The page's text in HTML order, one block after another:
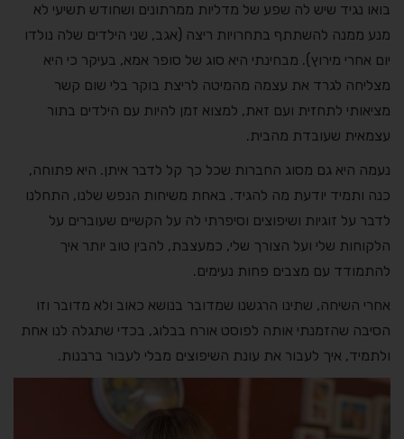
בואו נגיד שיש לה שפע של מדליות ממרתונים ושחודש תשיעי לא
מנע ממנה להשתתף בתחרויות ריצה (אגב, שני הילדים שלה נולדו
יום אחרי מירוץ). מבחינתי היא סוג של סופר אמא, בעיקר כי היא
מצליחה לגרד את עצמה מהמיטה לריצת בוקר בלי שום קשר
מציאותי לתחזית ועם זאת, למצוא זמן להיות עם הילדים בתור
עצמאית שעובדת מהבית.
נעמה היא גם מסוג החברות שכל כך קל לדבר איתן. היא פתוחה,
כנה ותמיד יודעת מה להגיד. באחת משיחות הנפש שלנו, התחלנו
לדבר על זוגיות ושיפוצים וסיפרתי לה על הקשיים שעוברים על
הלקוחות שלי ועל הצורך שלי, כמעצבת, להבין טוב יותר איך
להתמודד עם מצבים פחות נעימים.
אחרי השיחה, שתינו הרגשנו שמדובר בנושא כאוב ולא מדובר וזו
הסיבה שהזמנתי אותה לפוסט אורח בבלוג, בכדי שתגלה לנו אחת
ולתמיד, איך לעבור את עונת השיפוצים מבלי לעבור ברבנות.